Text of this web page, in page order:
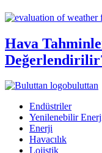
Hava
buluttan
Endüstriler
Yenilenebilir
Enerji
Havacılık
Lojistik